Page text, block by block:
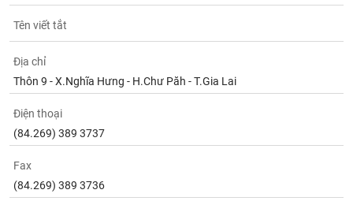
Tên viết tắt
Địa chỉ
Thôn 9 - X.Nghĩa Hưng - H.Chư Păh - T.Gia Lai
Điện thoại
(84.269) 389 3737
Fax
(84.269) 389 3736
tài
Công
cụ
tư